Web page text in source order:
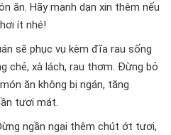
ăn. Hãy mạnh dạn xin thêm nếu
ít nhé!
sẽ phục vụ kèm đĩa rau sống
chẻ, xà lách, rau thơm. Đừng bỏ
ăn không bị ngán, tăng
tươi mát.
ngần ngại thêm chút ớt tươi,